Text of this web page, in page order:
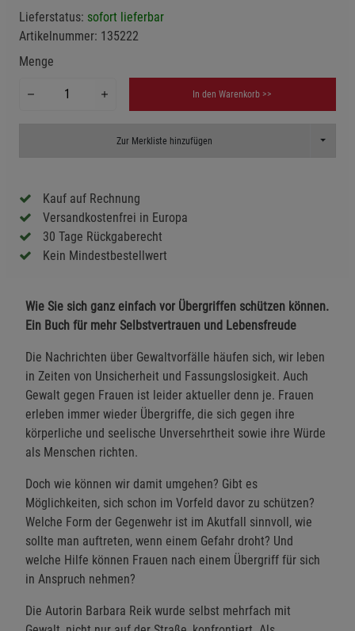
Lieferstatus: sofort lieferbar
Artikelnummer: 135222
Menge
In den Warenkorb >>
Zur Merkliste hinzufügen Toggle
Kauf auf Rechnung
Versandkostenfrei in Europa
30 Tage Rückgaberecht
Kein Mindestbestellwert
Wie Sie sich ganz einfach vor Übergriffen schützen können.
Ein Buch für mehr Selbstvertrauen und Lebensfreude
Die Nachrichten über Gewaltvorfälle häufen sich, wir leben
in Zeiten von Unsicherheit und Fassungslosigkeit. Auch
Gewalt gegen Frauen ist leider aktueller denn je. Frauen
erleben immer wieder Übergriffe, die sich gegen ihre
körperliche und seelische Unversehrtheit sowie ihre Würde
als Menschen richten.
Doch wie können wir damit umgehen? Gibt es
Möglichkeiten, sich schon im Vorfeld davor zu schützen?
Welche Form der Gegenwehr ist im Akutfall sinnvoll, wie
sollte man auftreten, wenn einem Gefahr droht? Und
welche Hilfe können Frauen nach einem Übergriff für sich
in Anspruch nehmen?
Die Autorin Barbara Reik wurde selbst mehrfach mit